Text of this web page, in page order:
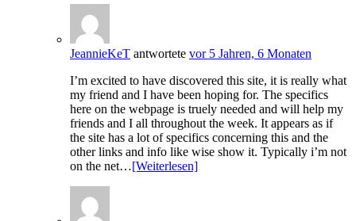
JeannieKeT antwortete vor 5 Jahren, 6 Monaten
I’m excited to have discovered this site, it is really what
my friend and I have been hoping for. The specifics
here on the webpage is truely needed and will help my
friends and I all throughout the week. It appears as if
the site has a lot of specifics concerning this and the
other links and info like wise show it. Typically i’m not
on the net…[Weiterlesen]